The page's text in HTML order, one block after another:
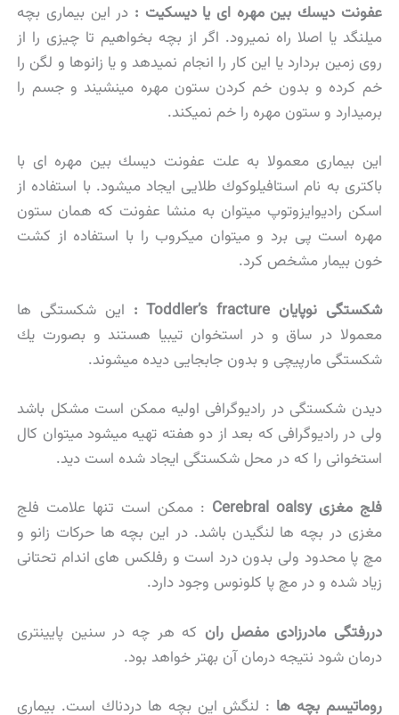
عفونت دیسك بین مهره ای یا دیسكیت : در این بیماری بچه
میلنگد یا اصلا راه نمیرود. اگر از بچه بخواهیم تا چیزی را از
روی زمین بردارد یا این كار را انجام نمیدهد و یا زانوها و لگن را
خم كرده و بدون خم كردن ستون مهره مینشیند و جسم را
برمیدارد و ستون مهره را خم نمیكند.
این بیماری معمولا به علت عفونت دیسك بین مهره ای با
باكتری به نام استافیلوكوك طلایی ایجاد میشود. با استفاده از
اسكن رادیوایزوتوپ میتوان به منشا عفونت كه همان ستون
مهره است پی برد و میتوان میكروب را با استفاده از كشت
خون بیمار مشخص كرد.
شكستگی نوپایان Toddler’s fracture :
این شكستگی ها
معمولا در ساق و در استخوان تیبیا هستند و بصورت یك
شكستگی مارپیچی و بدون جابجایی دیده میشوند.
دیدن شكستگی در رادیوگرافی اولیه ممكن است مشكل باشد
ولی در رادیوگرافی كه بعد از دو هفته تهیه میشود میتوان كال
استخوانی را كه در محل شكستگی ایجاد شده است دید.
فلج مغزی Cerebral oalsy
: ممكن است تنها علامت فلج
مغزی در بچه ها لنگیدن باشد. در این بچه ها حركات زانو و
مچ پا محدود ولی بدون درد است و رفلكس های اندام تحتانی
زیاد شده و در مچ پا كلونوس وجود دارد.
دررفتگی مادرزادی مفصل ران که هر چه در سنین پایینتری
درمان شود نتیجه درمان آن بهتر خواهد بود.
روماتیسم بچه ها : لنگش این بچه ها دردناك است. بیماری